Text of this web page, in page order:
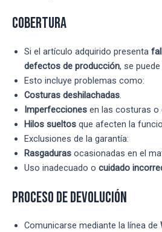
Cobertura
Si el artículo adquirido presenta
defectos de producción, se
Esto incluye problemas como:
Costuras deshilachadas.
Imperfecciones en las costuras o
Hilos sueltos que afecten la
Exclusiones de la garantía:
Rasgaduras ocasionadas en el
Uso inadecuado o cuidado
Proceso de Devolución
Comunicarse mediante la línea de